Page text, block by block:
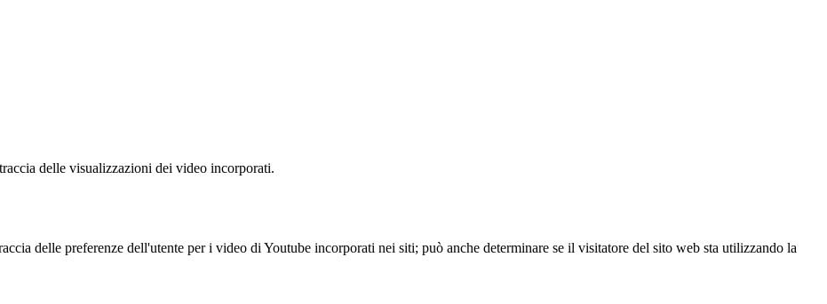
delle visualizzazioni dei video incorporati.
delle preferenze dell'utente per i video di Youtube incorporati nei siti; può anche determinare se il visitatore del sito web sta utilizzando la